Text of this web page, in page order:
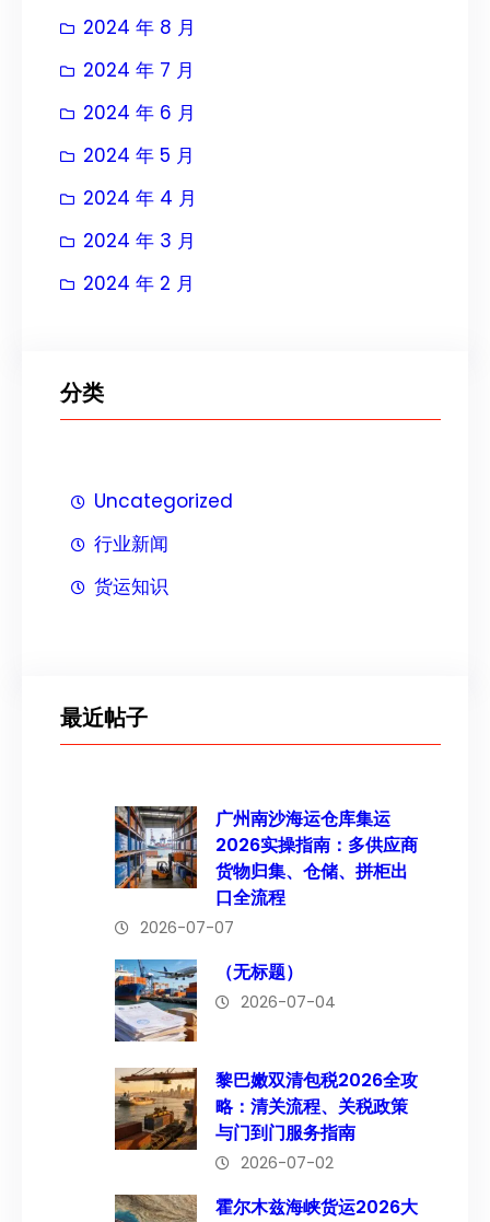
2024 年 8 月
2024 年 7 月
2024 年 6 月
2024 年 5 月
2024 年 4 月
2024 年 3 月
2024 年 2 月
分类
Uncategorized
行业新闻
货运知识
最近帖子
广州南沙海运仓库集运
2026实操指南：多供应商
货物归集、仓储、拼柜出
口全流程
2026-07-07
（无标题）
2026-07-04
黎巴嫩双清包税2026全攻
略：清关流程、关税政策
与门到门服务指南
2026-07-02
霍尔木兹海峡货运2026大